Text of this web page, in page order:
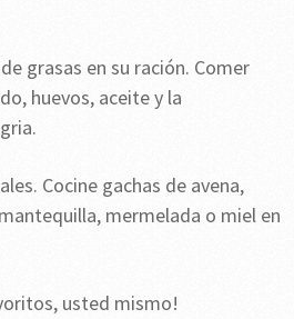
grasas en su ración. Comer
huevos, aceite y la
Cocine gachas de avena,
mermelada o miel en
usted mismo!